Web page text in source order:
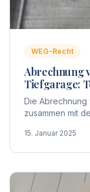
WEG-Recht
Abrechnung
Tiefgarage:
Die Abrechnung
zusammen mit
rechtssichere
15. Januar 2025